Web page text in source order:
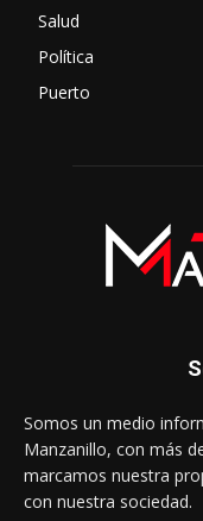
Salud
Política
Puerto
Somos un medio
Manzanillo, con más
marcamos nuestra
con nuestra sociedad.